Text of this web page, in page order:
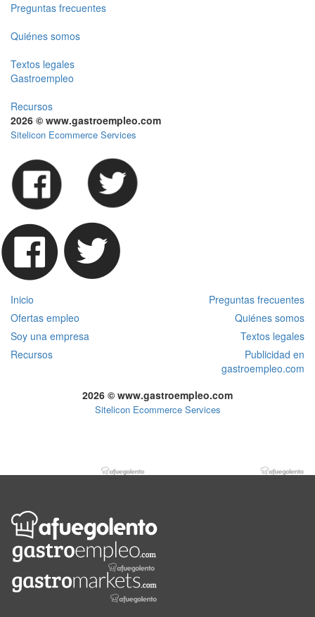
Preguntas frecuentes
Quiénes somos
Textos legales
Gastroempleo
Recursos
2026 © www.gastroempleo.com
Sitelicon Ecommerce Services
Inicio
Preguntas frecuentes
Ofertas empleo
Quiénes somos
Soy una empresa
Textos legales
Recursos
Publicidad en
gastroempleo.com
2026 © www.gastroempleo.com
Sitelicon Ecommerce Services